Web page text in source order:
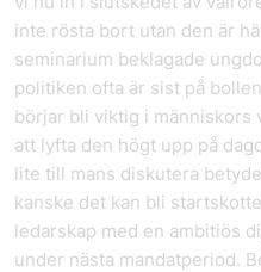
inte rösta bort utan den är
seminarium beklagade
politiken ofta är sist på
börjar bli viktig i människors
att lyfta den högt upp på
lite till mans diskutera
kanske det kan bli
ledarskap med en ambitiös
under nästa mandatperiod.